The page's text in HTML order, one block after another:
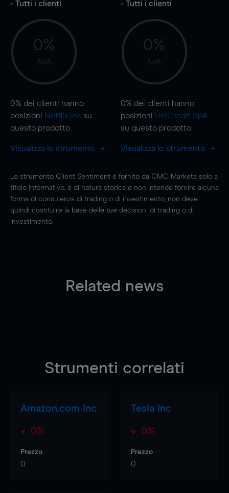
- Tutti i clienti
0%
N/A
0% dei clienti hanno
posizioni Netflix Inc su
questo prodotto
Visualizza lo strumento
- Tutti i clienti
0%
N/A
0% dei clienti hanno
posizioni UniCredit SpA
su questo prodotto
Visualizza lo strumento
Lo strumento Client Sentiment è fornito da CMC Markets solo a
titolo informativo, è di natura storica e non intende fornire alcuna
forma di consulenza di trading o di investimento; non deve
quindi costituire la base delle tue decisioni di trading o di
investimento.
Related news
Strumenti correlati
Amazon.com Inc
0%
Prezzo
0
Tesla Inc
0%
Prezzo
0